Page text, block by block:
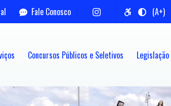
Fale Conosco (A+)
Concursos Públicos e Seletivos Legislação